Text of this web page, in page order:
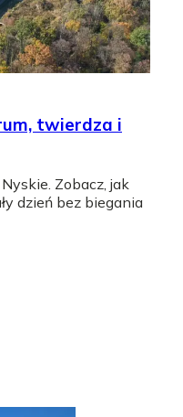
twierdza i
Zobacz, jak
dzień bez biegania